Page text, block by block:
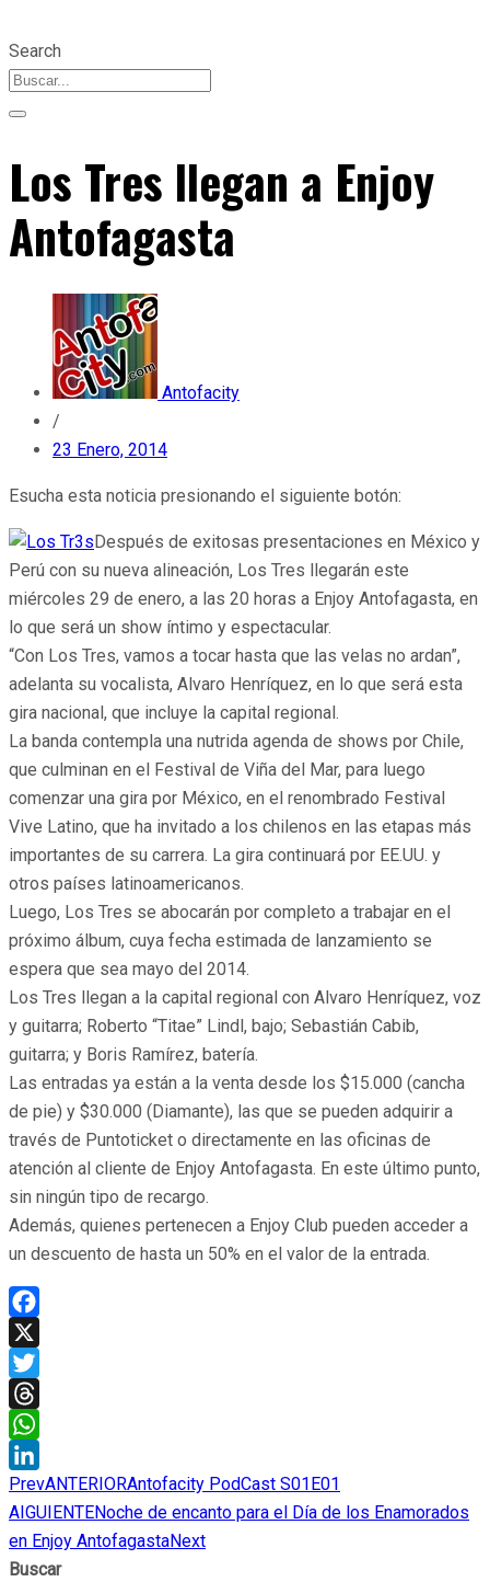
Search
Los Tres llegan a Enjoy
Antofagasta
Antofacity
/
23 Enero, 2014
Esucha esta noticia presionando el siguiente botón:
Después de exitosas presentaciones en México y
Perú con su nueva alineación, Los Tres llegarán este
miércoles 29 de enero, a las 20 horas a Enjoy Antofagasta, en
lo que será un show íntimo y espectacular.
“Con Los Tres, vamos a tocar hasta que las velas no ardan”,
adelanta su vocalista, Alvaro Henríquez, en lo que será esta
gira nacional, que incluye la capital regional.
La banda contempla una nutrida agenda de shows por Chile,
que culminan en el Festival de Viña del Mar, para luego
comenzar una gira por México, en el renombrado Festival
Vive Latino, que ha invitado a los chilenos en las etapas más
importantes de su carrera. La gira continuará por EE.UU. y
otros países latinoamericanos.
Luego, Los Tres se abocarán por completo a trabajar en el
próximo álbum, cuya fecha estimada de lanzamiento se
espera que sea mayo del 2014.
Los Tres llegan a la capital regional con Alvaro Henríquez, voz
y guitarra; Roberto “Titae” Lindl, bajo; Sebastián Cabib,
guitarra; y Boris Ramírez, batería.
Las entradas ya están a la venta desde los $15.000 (cancha
de pie) y $30.000 (Diamante), las que se pueden adquirir a
través de Puntoticket o directamente en las oficinas de
atención al cliente de Enjoy Antofagasta. En este último punto,
sin ningún tipo de recargo.
Además, quienes pertenecen a Enjoy Club pueden acceder a
un descuento de hasta un 50% en el valor de la entrada.
Facebook
X
Twitter
Threads
WhatsApp
LinkedIn
PrevANTERIORAntofacity PodCast S01E01
AIGUIENTENoche de encanto para el Día de los Enamorados
en Enjoy AntofagastaNext
Buscar